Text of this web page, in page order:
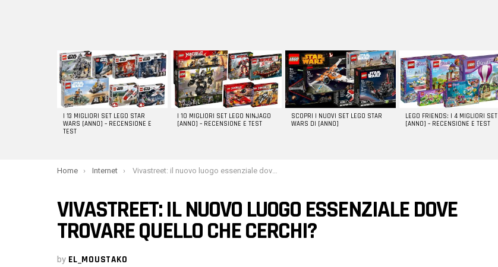
LATEST
STORIES
I 13 MIGLIORI SET LEGO STAR
WARS [ANNO] – RECENSIONE E
TEST
I 10 MIGLIORI SET LEGO NINJAGO
[ANNO] – RECENSIONE E TEST
SCOPRI I NUOVI SET LEGO STAR
WARS DI [ANNO]
LEGO FRIENDS: I 4 MIGLIORI SET
[ANNO] – RECENSIONE E TEST
You are here:
Home Internet Vivastreet: il nuovo luogo essenziale dove trovare quello che cerchi?
VIVASTREET: IL NUOVO LUOGO ESSENZIALE DOVE
TROVARE QUELLO CHE CERCHI?
by EL_MOUSTAKO